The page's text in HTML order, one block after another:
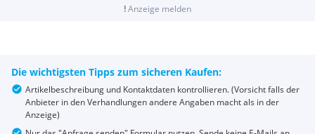
!Anzeige melden
Die wichtigsten Tipps zum sicheren Kaufen:
Artikelbeschreibung und Kontaktdaten kontrollieren. (Vorsicht falls der
Anbieter in den Verhandlungen andere Angaben macht als in der
Anzeige)